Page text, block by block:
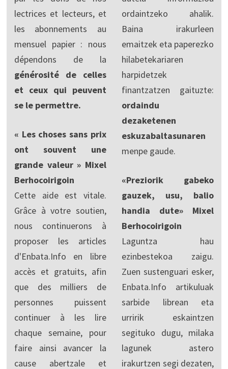
lectrices et lecteurs, et
les abonnements au
mensuel papier : nous
dépendons de la
générosité de celles
et ceux qui peuvent
se le permettre.
« Les choses sans prix
ont souvent une
grande valeur » Mixel
Berhocoirigoin
Cette aide est vitale.
Grâce à votre soutien,
nous continuerons à
proposer les articles
d'Enbata.Info en libre
accès et gratuits, afin
que des milliers de
personnes puissent
continuer à les lire
chaque semaine, pour
faire ainsi avancer la
cause abertzale et
ordaintzeko ahalik.
Baina irakurleen
emaitzek eta paperezko
hilabetekariaren
harpidetzek
finantzatzen gaituzte:
ordaindu
dezaketenen
eskuzabaltasunaren
menpe gaude.
«Preziorik gabeko
gauzek, usu, balio
handia dute» Mixel
Berhocoirigoin
Laguntza hau
ezinbestekoa zaigu.
Zuen sustenguari esker,
Enbata.Info artikuluak
sarbide librean eta
urririk eskaintzen
segituko dugu, milaka
lagunek astero
irakurtzen segi dezaten,